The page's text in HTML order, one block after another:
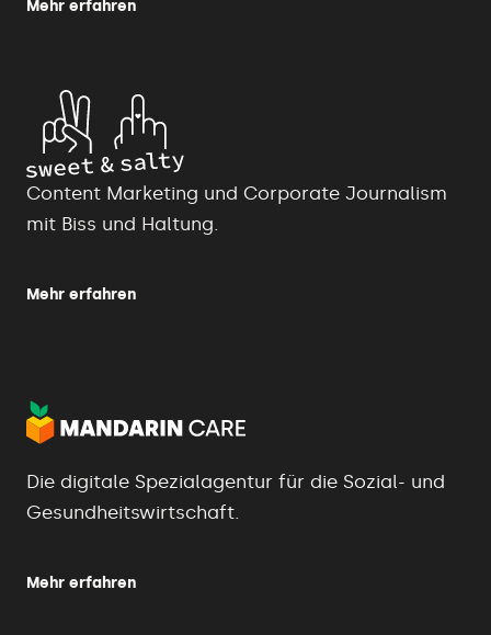
Mehr erfahren
Content Marketing und Corporate Journalism
mit Biss und Haltung.
Mehr erfahren
Die digitale Spezialagentur für die Sozial- und
Gesundheitswirtschaft.
Mehr erfahren